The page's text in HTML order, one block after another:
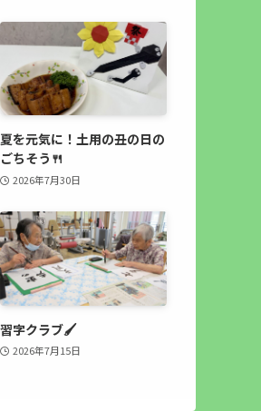
夏を元気に！土用の丑の日の
ごちそう🍴
2026年7月30日
習字クラブ🖌
2026年7月15日